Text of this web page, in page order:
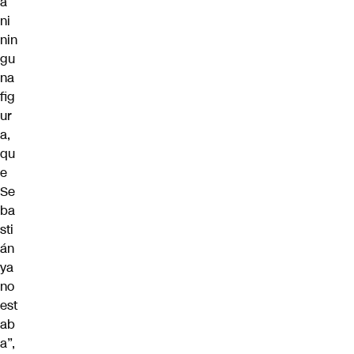
ni
nin
gu
na
fig
ur
a,
qu
e
Se
ba
sti
án
ya
no
est
ab
a”,